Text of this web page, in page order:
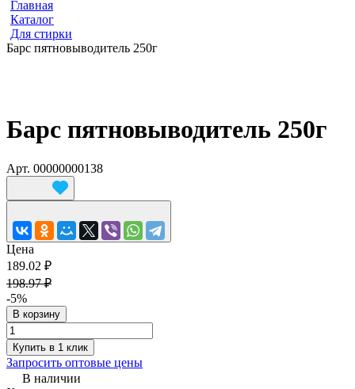
Главная
Каталог
Для стирки
Барс пятновыводитель 250г
Барс пятновыводитель 250г
Арт. 00000000138
Цена
189.02 ₽
198.97 ₽
-5%
В корзину
Купить в 1 клик
Запросить оптовые цены
В наличии